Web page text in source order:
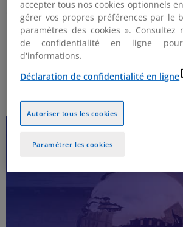
effet.
A noter, pour les échanges avec
États membres devront signer
accepter tous nos cookies optionnels
gérer vos propres préférences par le
paramètres des cookies ». Consultez
de confidentialité en ligne
d'informations.
Déclaration de confidentialité en ligne
Paramétrer les cookies
Autoriser tous les cookies